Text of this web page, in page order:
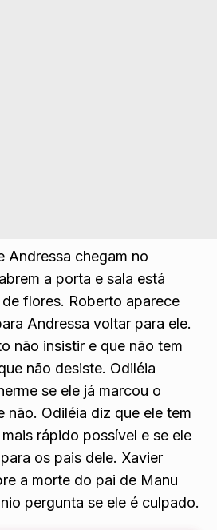
Andressa chegam no
a porta e sala está
flores. Roberto aparece
Andressa voltar para ele.
não insistir e que não tem
não desiste. Odiléia
se ele já marcou o
não. Odiléia diz que ele tem
rápido possível e se ele
os pais dele. Xavier
a morte do pai de Manu